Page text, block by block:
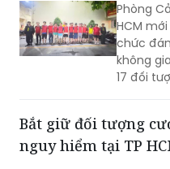
Phòng
HCM
chức
không
17 đối
Bắt giữ đối tượng
nguy hiểm tại TP